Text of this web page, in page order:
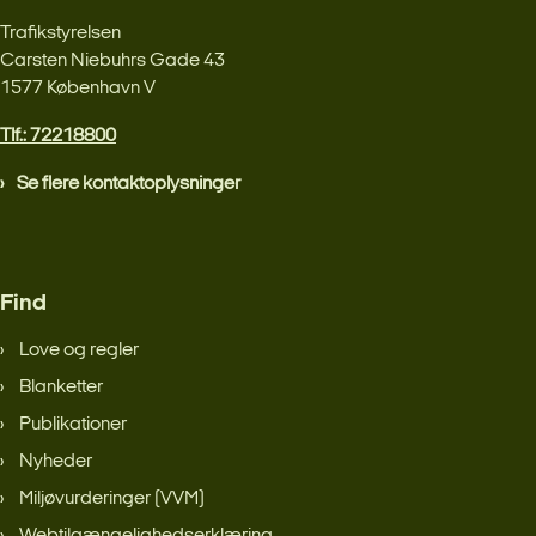
Trafikstyrelsen
Carsten Niebuhrs Gade 43
1577 København V
Tlf.: 72218800
Se flere kontaktoplysninger
Find
Love og regler
Blanketter
Publikationer
Nyheder
Miljøvurderinger (VVM)